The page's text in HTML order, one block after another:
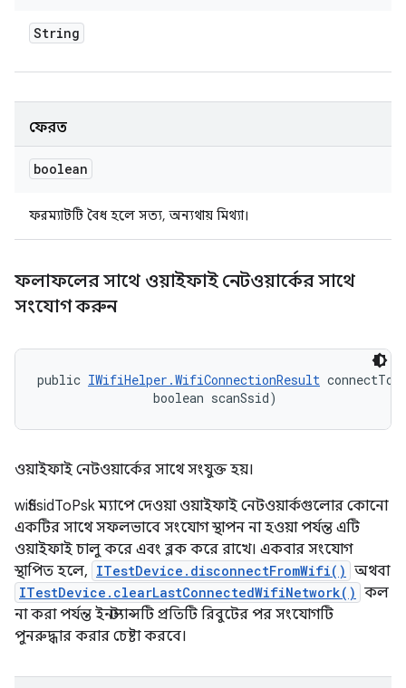
String
ফেরত
boolean
ফরম্যাটটি বৈধ হলে সত্য, অন্যথায় মিথ্যা।
ফলাফলের সাথে ওয়াইফাই নেটওয়ার্কের সাথে
সংযোগ করুন
public IWifiHelper.WifiConnectionResult
                boolean scanSsid)
ওয়াইফাই নেটওয়ার্কের সাথে সংযুক্ত হয়।
wifiSsidToPsk ম্যাপে দেওয়া ওয়াইফাই নেটওয়ার্কগুলোর কোনো
একটির সাথে সফলভাবে সংযোগ স্থাপন না হওয়া পর্যন্ত এটি
ওয়াইফাই চালু করে এবং ব্লক করে রাখে। একবার সংযোগ
স্থাপিত হলে, ITestDevice.disconnectFromWifi() অথবা
ITestDevice.clearLastConnectedWifiNetwork() কল
না করা পর্যন্ত ইনস্ট্যান্সটি প্রতিটি রিবুটের পর সংযোগটি
পুনরুদ্ধার করার চেষ্টা করবে।